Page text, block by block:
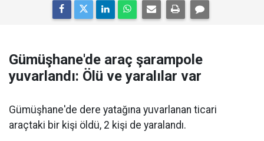
Gümüşhane'de araç şarampole
yuvarlandı: Ölü ve yaralılar var
Gümüşhane'de dere yatağına yuvarlanan ticari
araçtaki bir kişi öldü, 2 kişi de yaralandı.